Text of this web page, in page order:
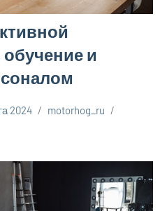
и
2024
motorhog_ru